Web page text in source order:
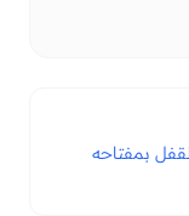
بمفتاحه